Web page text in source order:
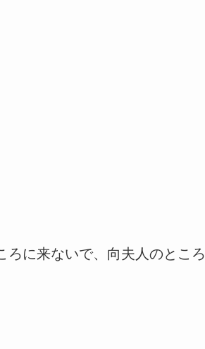
ろに来ないで、向夫人のところ